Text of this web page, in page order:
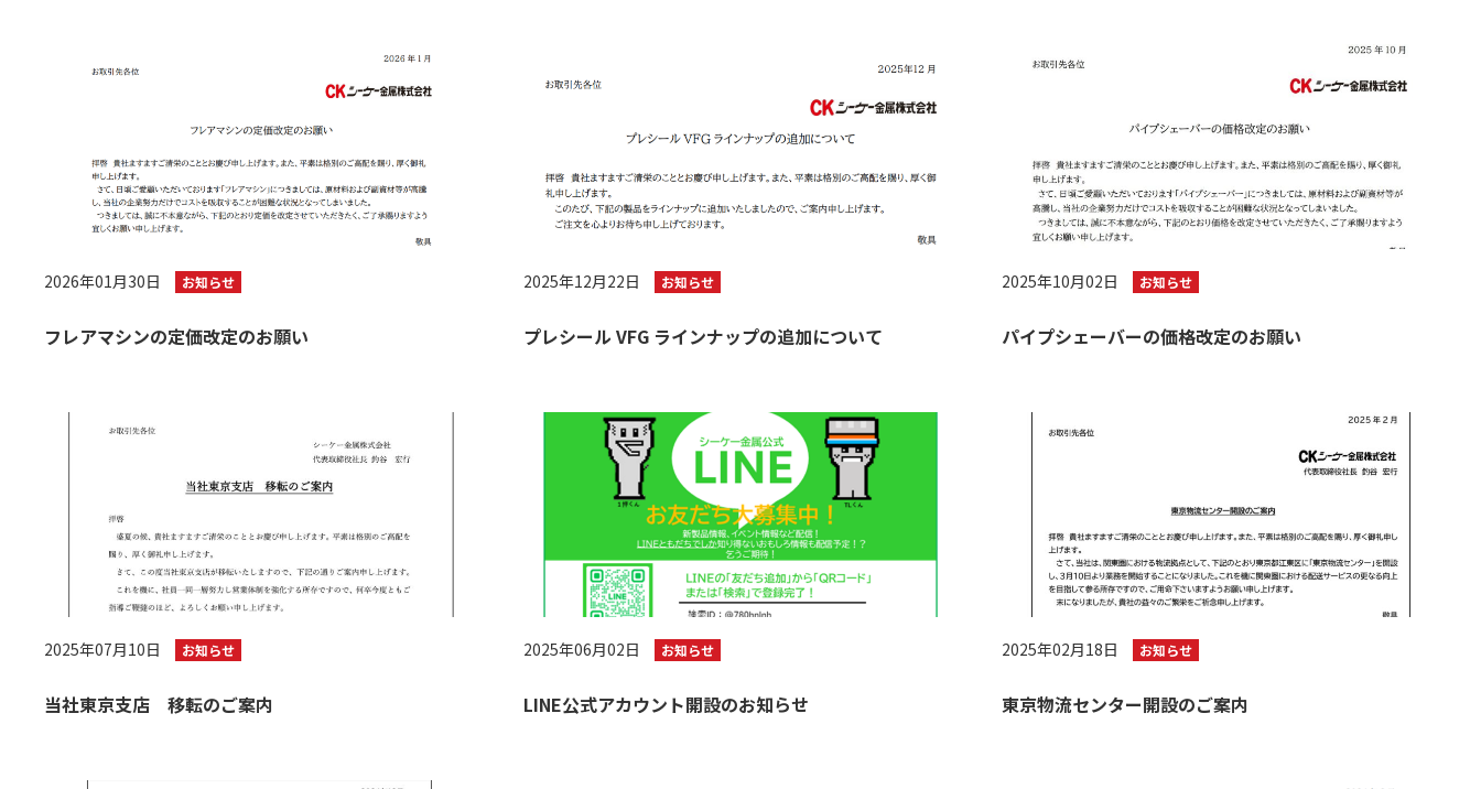
2026年01月30日 お知らせ
フレアマシンの定価改定のお願い
2025年12月22日 お知らせ
プレシール VFG ラインナップの追加について
2025年10月02日 お知らせ
パイプシェーバーの価格改定のお願い
2025年07月10日 お知らせ
当社東京支店 移転のご案内
2025年06月02日 お知らせ
LINE公式アカウント開設のお知らせ
2025年02月18日 お知らせ
東京物流センター開設のご案内